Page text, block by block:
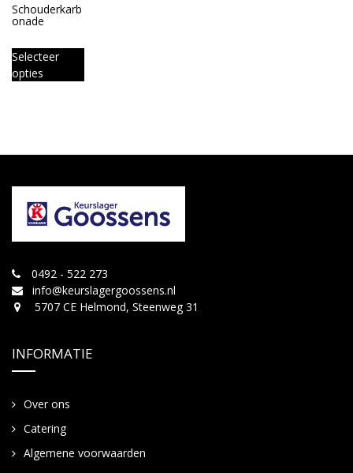
Schouderkarb
onade
Selecteer
opties
0492 - 522 273
info@keurslagergoossens.nl
5707 CE Helmond, Steenweg 31
INFORMATIE
Over ons
Catering
Algemene voorwaarden